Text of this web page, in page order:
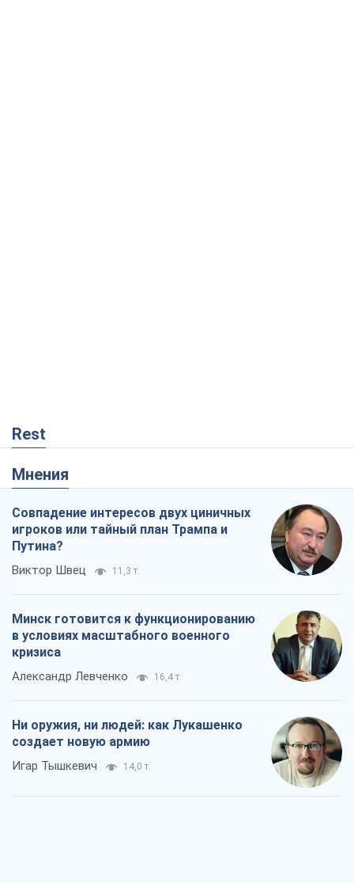
Rest
Мнения
Совпадение интересов двух циничных
игроков или тайный план Трампа и
Путина?
Виктор Швец 11,3 т.
Минск готовится к функционированию
в условиях масштабного военного
кризиса
Александр Левченко 16,4 т.
Ни оружия, ни людей: как Лукашенко
создает новую армию
Игар Тышкевич 14,0 т.